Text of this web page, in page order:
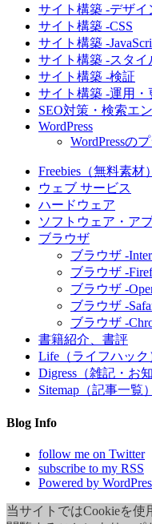
サイト構築 -デザイ
サイト構築 -CSS
サイト構築 -
サイト構築 -スタイ
サイト構築 -検証
サイト構築 -運用・
SEO対策・検索エ
WordPress
WordPressの
Freebies（無料素材）
ウェブ サービス
ハードウェア
ソフトウェア・ア
ブラウザ
ブラウザ -
ブラウザ -
ブラウザ -
ブラウザ -
ブラウザ -
書籍紹介、書評
Life（ライフハック
Digress（雑記・お
Sitemap（記事一覧）
Blog Info
follow me on Twitter
subscribe to my RSS
Powered by
当サイトではCookieを